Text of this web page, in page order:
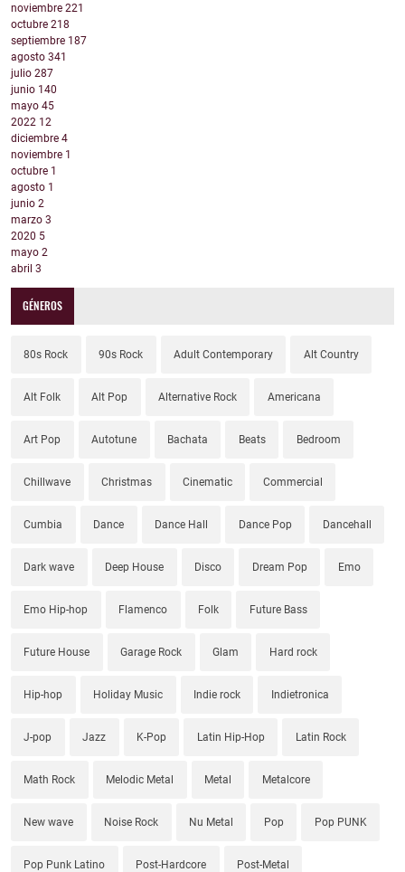
noviembre 221
octubre 218
septiembre 187
agosto 341
julio 287
junio 140
mayo 45
2022 12
diciembre 4
noviembre 1
octubre 1
agosto 1
junio 2
marzo 3
2020 5
mayo 2
abril 3
GÉNEROS
80s Rock 90s Rock Adult Contemporary Alt Country
Alt Folk Alt Pop Alternative Rock Americana
Art Pop Autotune Bachata Beats Bedroom
Chillwave Christmas Cinematic Commercial
Cumbia Dance Dance Hall Dance Pop Dancehall
Dark wave Deep House Disco Dream Pop Emo
Emo Hip-hop Flamenco Folk Future Bass
Future House Garage Rock Glam Hard rock
Hip-hop Holiday Music Indie rock Indietronica
J-pop Jazz K-Pop Latin Hip-Hop Latin Rock
Math Rock Melodic Metal Metal Metalcore
New wave Noise Rock Nu Metal Pop Pop PUNK
Pop Punk Latino Post-Hardcore Post-Metal